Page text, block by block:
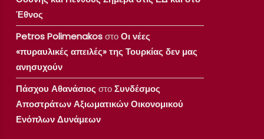
Έθνος
Petros PolimenakosστοΟι νέες
«πυραυλικές απειλές» της Τουρκίας δεν μας
ανησυχούν
Πάσχου Αθανάσιος στοΣυνδέσμος
Αποστράτων Αξιωματικών Οικονομικού
Ενόπλων Δυνάμεων